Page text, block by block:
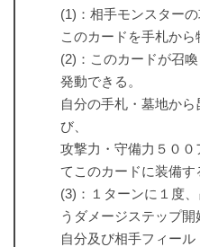
(1)：相手モンスター
このカードを手札から
(2)：このカードが召
発動できる。
自分の手札・墓地か
び、
攻撃力・守備力５０
てこのカードに装備す
(3)：１ターンに１度
うダメージステップ開
自分及び相手フィー